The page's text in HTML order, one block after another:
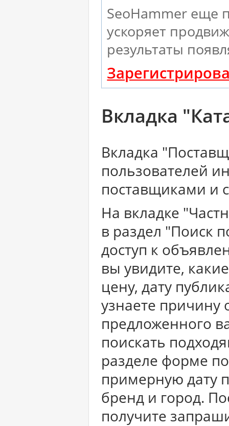
SeoHammer еще
ускоряет
результаты
Вкладка
Вкладка
пользователей
поставщиками и
На вкладке
в раздел "Поиск
доступ к
вы увидите,
цену, дату
узнаете причину
предложенного
поискать
разделе форме
примерную дату
бренд и город.
получите